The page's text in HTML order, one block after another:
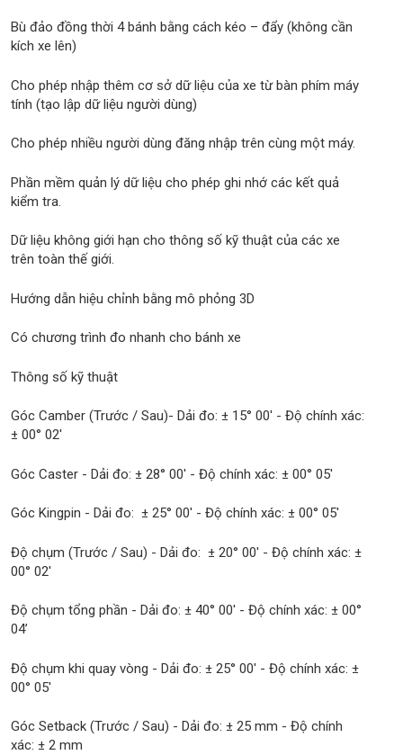
Bù đảo đồng thời 4 bánh bằng cách kéo – đẩy (không cần
kích xe lên)
Cho phép nhập thêm cơ sở dữ liệu của xe từ bàn phím máy
tính (tạo lập dữ liệu người dùng)
Cho phép nhiều người dùng đăng nhập trên cùng một máy.
Phần mềm quản lý dữ liệu cho phép ghi nhớ các kết quả
kiểm tra.
Dữ liệu không giới hạn cho thông số kỹ thuật của các xe
trên toàn thế giới.
Hướng dẫn hiệu chỉnh bằng mô phỏng 3D
Có chương trình đo nhanh cho bánh xe
Thông số kỹ thuật
Góc Camber (Trước / Sau)- Dải đo: ± 15° 00' - Độ chính xác:
± 00° 02'
Góc Caster - Dải đo: ± 28° 00' - Độ chính xác: ± 00° 05'
Góc Kingpin - Dải đo: ± 25° 00' - Độ chính xác: ± 00° 05'
Độ chụm (Trước / Sau) - Dải đo: ± 20° 00' - Độ chính xác: ±
00° 02'
Độ chụm tổng phần - Dải đo: ± 40° 00' - Độ chính xác: ± 00°
04’
Độ chụm khi quay vòng - Dải đo: ± 25° 00' - Độ chính xác: ±
00° 05'
Góc Setback (Trước / Sau) - Dải đo: ± 25 mm - Độ chính
xác: ± 2 mm